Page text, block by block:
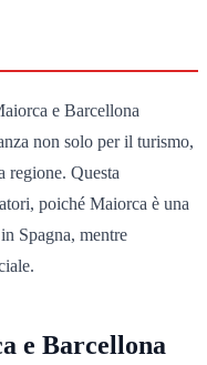
e Barcellona
non solo per il turismo,
regione. Questa
poiché Maiorca è una
Spagna, mentre
e Barcellona